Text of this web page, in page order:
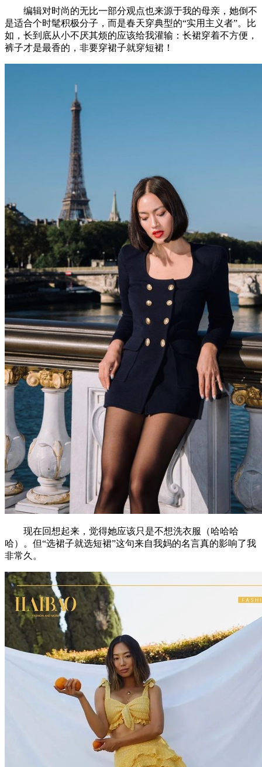
编辑对时尚的无比一部分观点也来源于我的母亲，她倒不
是适合个时髦积极分子，而是春天穿典型的“实用主义者”。比
如，长到底从小不厌其烦的应该给我灌输：长裙穿着不方便，
裤子才是最香的，非要穿裙子就穿短裙！
现在回想起来，觉得她应该只是不想洗衣服（哈哈哈
哈）。但“选裙子就选短裙”这句来自我妈的名言真的影响了我
非常久。